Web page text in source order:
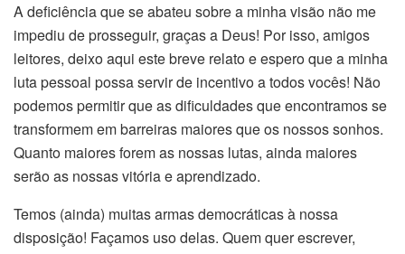
A deficiência que se abateu sobre a minha visão não me
impediu de prosseguir, graças a Deus! Por isso, amigos
leitores, deixo aqui este breve relato e espero que a minha
luta pessoal possa servir de incentivo a todos vocês! Não
podemos permitir que as dificuldades que encontramos se
transformem em barreiras maiores que os nossos sonhos.
Quanto maiores forem as nossas lutas, ainda maiores
serão as nossas vitória e aprendizado.
Temos (ainda) muitas armas democráticas à nossa
disposição! Façamos uso delas. Quem quer escrever,